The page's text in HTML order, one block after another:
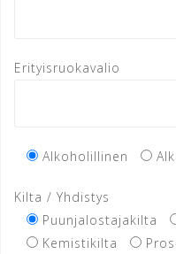
Erityisruokavalio
Alkoholillinen
Kilta / Yhdistys
Puunjalostajakilta
Kemistikilta